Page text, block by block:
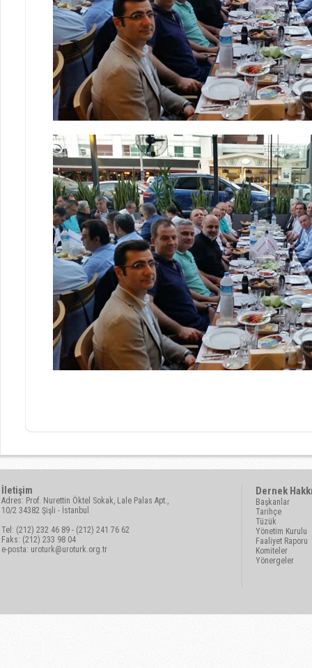
İletişim
Adres: Prof. Nurettin Öktel Sokak, Lale Palas Apt.,
10/2 34382 Şişli - İstanbul
Tel: (212) 232 46 89 - (212) 241 76 62
Faks: (212) 233 98 04
e-posta: uroturk@uroturk.org.tr
Dernek
Başkanlar
Tarihçe
Tüzük
Yönetim Kurulu
Faaliyet Raporu
Komiteler
Yönergeler